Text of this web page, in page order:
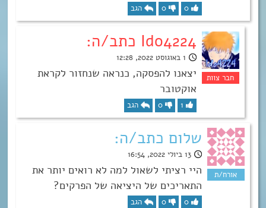
0
0 הגב
Ido4224 כתב/ה:
1 באוגוסט 2022, 12:28
יצאנו להפסקה, כנראה שנחזור לקראת
אוקטובר
1
0 הגב
שלום כתב/ה:
13 ביולי 2022, 16:54
היי רציתי לשאול למה לא רואים יותר את
התאריכים של היציאה של הפרקים?
0
0 הגב